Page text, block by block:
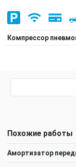
Компрессор
Похожие работы
Амортизатор